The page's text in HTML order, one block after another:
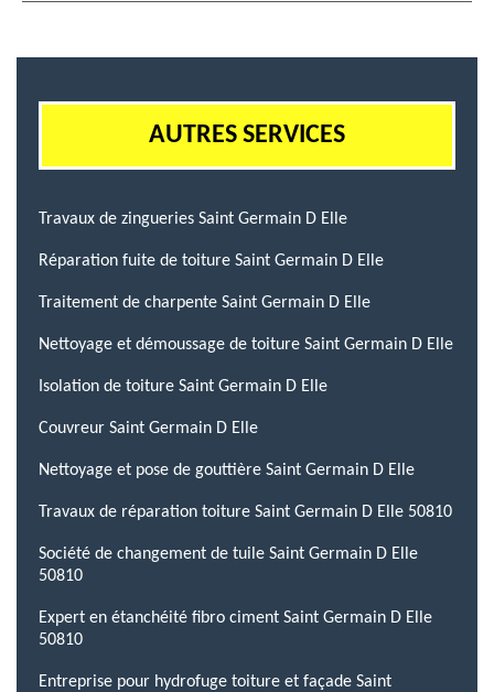
AUTRES SERVICES
Travaux de zingueries Saint Germain D Elle
Réparation fuite de toiture Saint Germain D Elle
Traitement de charpente Saint Germain D Elle
Nettoyage et démoussage de toiture Saint Germain D Elle
Isolation de toiture Saint Germain D Elle
Couvreur Saint Germain D Elle
Nettoyage et pose de gouttière Saint Germain D Elle
Travaux de réparation toiture Saint Germain D Elle 50810
Société de changement de tuile Saint Germain D Elle
50810
Expert en étanchéité fibro ciment Saint Germain D Elle
50810
Entreprise pour hydrofuge toiture et façade Saint